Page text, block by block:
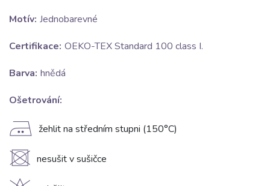
Motív: Jednobarevné
Certifikace: OEKO-TEX Standard 100 class I.
Barva: hnědá
Ošetrování:
E žehlit na středním stupni (150°C)
U nesušit v sušičce